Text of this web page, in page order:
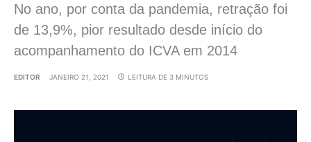
No ano, por conta da pandemia, retração foi
de 13,9%, pior resultado desde início do
acompanhamento do ICVA em 2014
EDITOR JANEIRO 21, 2021 LEITURA DE 3 MINUTOS